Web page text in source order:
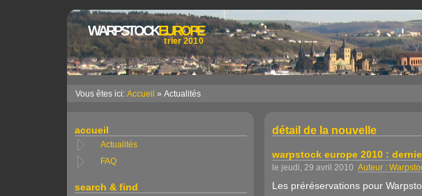
WARPSTOCKEUROPE
trier 2010
Vous êtes ici: Accueil » Actualités
accueil
Actualités
FAQ
search & find
détail de la nouvelle
warpstock europe 2010 :
le jeudi, 29 avril 2010 Auteur :
Les préréservations pour